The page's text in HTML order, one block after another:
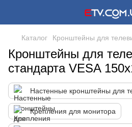
Каталог Кронштейны для
Кронштейны для
стандарта VESA
Настенные кронштейны для
Крепления для монитора